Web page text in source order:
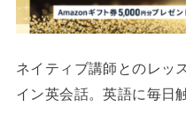
ネイティブ講師とのレッ
イン英会話。英語に毎日